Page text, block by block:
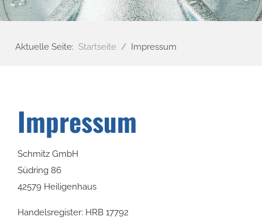
Aktuelle Seite: Startseite Impressum
Impressum
Schmitz GmbH
Südring 86
42579 Heiligenhaus
Handelsregister: HRB 17792